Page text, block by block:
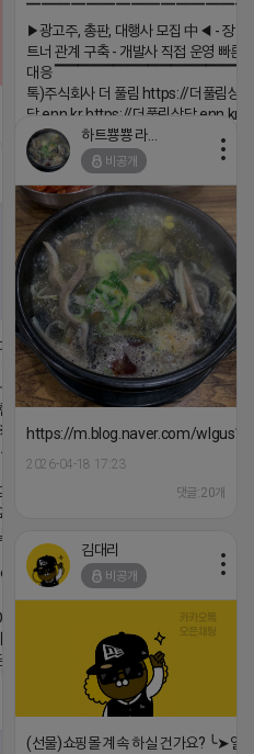
▶광고주, 총판, 대행사 모집 中◀ - 장기
트너 관계 구축 - 개발사 직접 운영 빠른
대응
톡)주식회사 더 풀림 https://더풀림상
담.enn.kr https://더풀림상담.enn.kr
2026-04-18 17:26
하트뿅뿅 라이언
비공개
https://m.blog.naver.com/
2026-04-18 17:23
댓글:20개
장과, 프
집 10
탕에서
메뉴※
모집기
26 사
※체험단
※ 모
12 ~
내 ※
능 체
니다.
김대리
비공개
(선물)쇼핑몰 계속 하실 건가요? ╰➤열